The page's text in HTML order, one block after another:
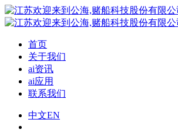
首页
关于我们
ai资讯
ai应用
联系我们
中文EN